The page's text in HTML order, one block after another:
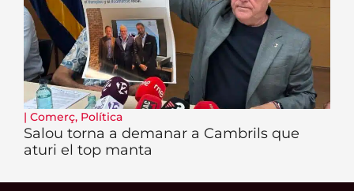
| Comerç, Política
Salou torna a demanar a Cambrils que
aturi el top manta